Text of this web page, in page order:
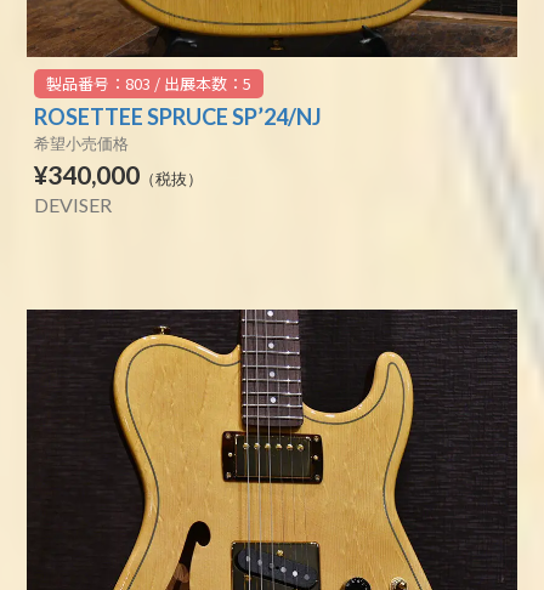
製品番号：803 / 出展本数：5
ROSETTEE SPRUCE SP’24/NJ
希望小売価格
¥340,000 （税抜）
DEVISER